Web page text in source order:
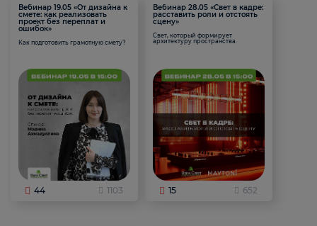
Вебинар 19.05 «От дизайна к
смете: как реализовать
проект без переплат и
ошибок»
Как подготовить грамотную смету?
44 1103
Вебинар 28.05 «Свет в кадре:
расставить роли и отстоять
сцену»
Свет, который формирует
архитектуру пространства.
15 652